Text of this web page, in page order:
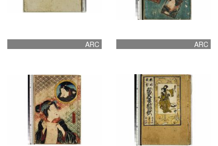
ARC ARC